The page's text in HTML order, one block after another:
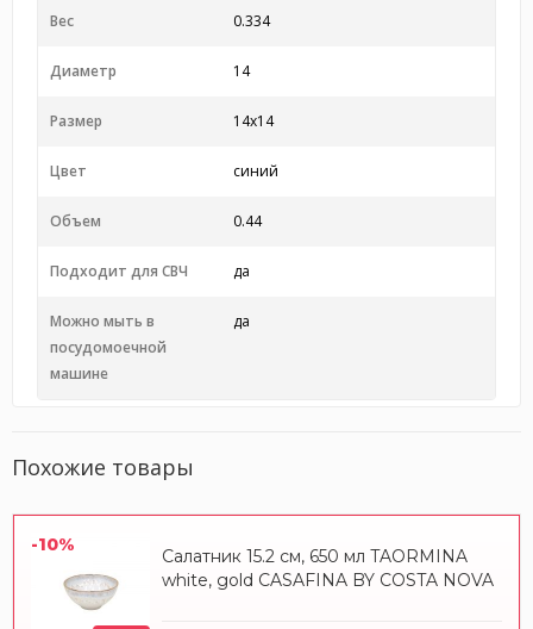
Вес 0.334
Диаметр 14
Размер 14x14
Цвет синий
Объем 0.44
Подходит для СВЧ да
Можно мыть в
посудомоечной
машине
да
Похожие товары
-10%
Салатник 15.2 см, 650 мл TAORMINA
white, gold CASAFINA BY COSTA NOVA